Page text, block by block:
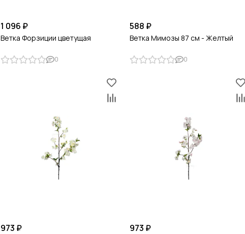
1 096 ₽
Ветка Форзиции цветущая
0
588 ₽
Ветка Мимозы 87 см - Желтый
0
973 ₽ 973 ₽